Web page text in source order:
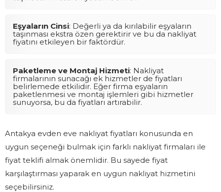
Eşyaların Cinsi: Değerli ya da kırılabilir eşyaların
taşınması ekstra özen gerektirir ve bu da nakliyat
fiyatını etkileyen bir faktördür.
Paketleme ve Montaj Hizmeti: Nakliyat
firmalarının sunacağı ek hizmetler de fiyatları
belirlemede etkilidir. Eğer firma eşyaların
paketlenmesi ve montaj işlemleri gibi hizmetler
sunuyorsa, bu da fiyatları artırabilir.
Antakya evden eve nakliyat fiyatları konusunda en
uygun seçeneği bulmak için farklı nakliyat firmaları ile
fiyat teklifi almak önemlidir. Bu sayede fiyat
karşılaştırması yaparak en uygun nakliyat hizmetini
seçebilirsiniz.